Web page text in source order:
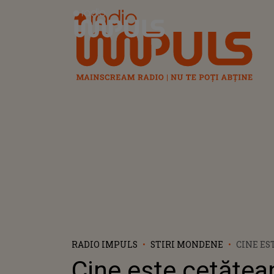
Radio Impuls
RADIO IMPULS STIRI MONDENE
CINE